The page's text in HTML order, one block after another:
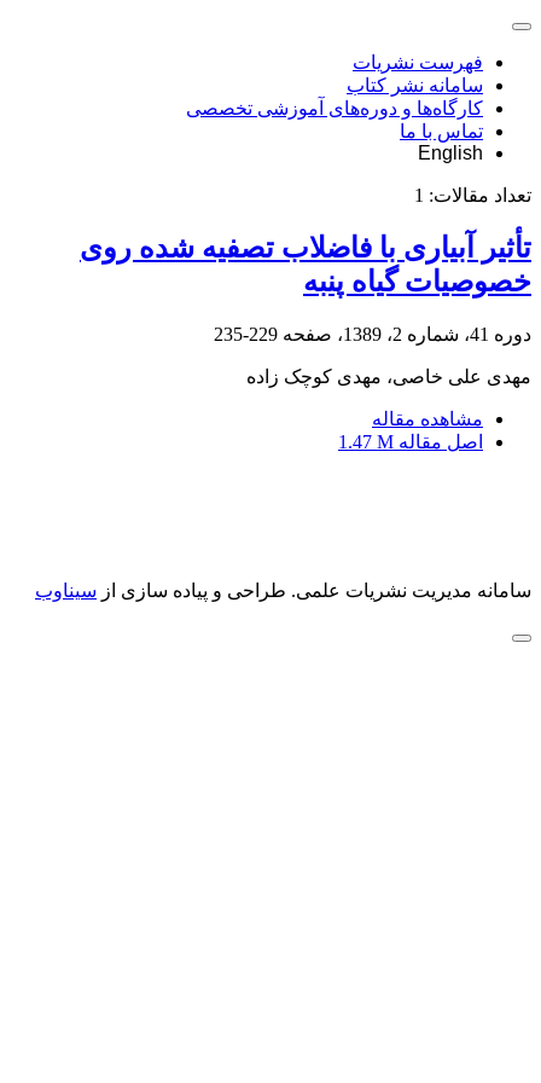
فهرست نشریات
سامانه نشر کتاب
کارگاه‌ها و دوره‌های آموزشی تخصصی
تماس با ما
English
تعداد مقالات: 1
تأثیر آبیاری با فاضلاب تصفیه شده روی
خصوصیات گیاه پنبه
دوره 41، شماره 2، 1389، صفحه 229-235
مهدی علی خاصی، مهدی کوچک زاده
مشاهده مقاله
اصل مقاله 1.47 M
سامانه مدیریت نشریات علمی. طراحی و پیاده سازی از سیناوب